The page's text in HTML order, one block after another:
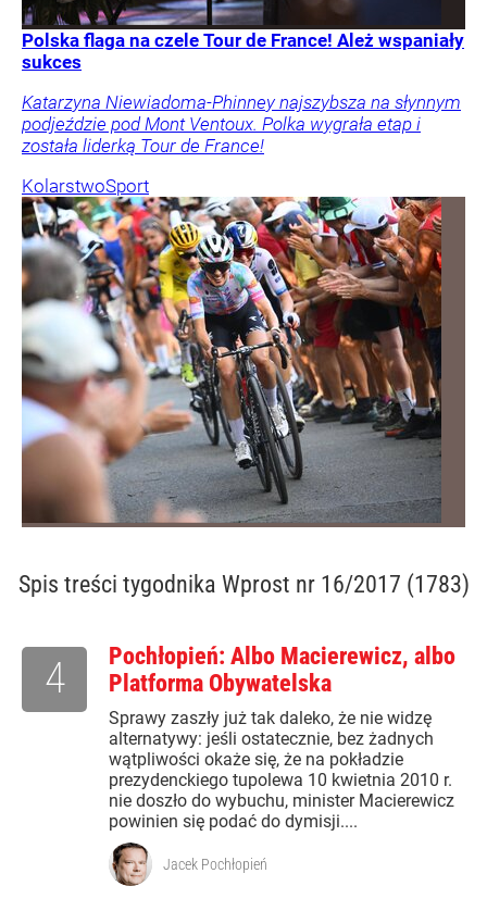
Polska flaga na czele Tour de France! Ależ wspaniały
sukces
Katarzyna Niewiadoma-Phinney najszybsza na słynnym
podjeździe pod Mont Ventoux. Polka wygrała etap i
została liderką Tour de France!
KolarstwoSport
Spis treści tygodnika Wprost nr 16/2017 (1783)
Pochłopień: Albo Macierewicz, albo
Platforma Obywatelska
Sprawy zaszły już tak daleko, że nie widzę
alternatywy: jeśli ostatecznie, bez żadnych
wątpliwości okaże się, że na pokładzie
prezydenckiego tupolewa 10 kwietnia 2010 r.
nie doszło do wybuchu, minister Macierewicz
powinien się podać do dymisji....
4
Jacek Pochłopień